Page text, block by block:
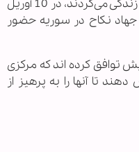
که با خانواده خود در پایتخت اتریش زندگی می‌کردند، در 10 آوریل
جهاد نکاح در سوریه حضور
توافق کرده اند که مرکزی
تا آنها را به پرهیز از